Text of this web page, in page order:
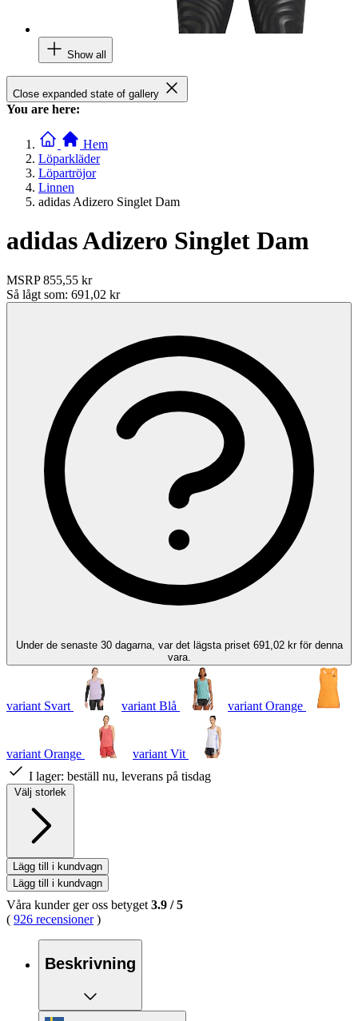
Show all
Close expanded state of gallery
You are here:
Hem
Löparkläder
Löpartröjor
Linnen
adidas Adizero Singlet Dam
adidas Adizero Singlet Dam
MSRP 855,55 kr
Så lågt som: 691,02 kr
Under de senaste 30 dagarna, var det lägsta priset 691,02 kr för denna
vara.
variant Svart variant Blå variant Orange
variant Orange
variant Vit
I lager: beställ nu, leverans på tisdag
Välj storlek
Lägg till i kundvagn
Lägg till i kundvagn
Våra kunder ger oss betyget 3.9 /5
( 926 recensioner)
Beskrivning